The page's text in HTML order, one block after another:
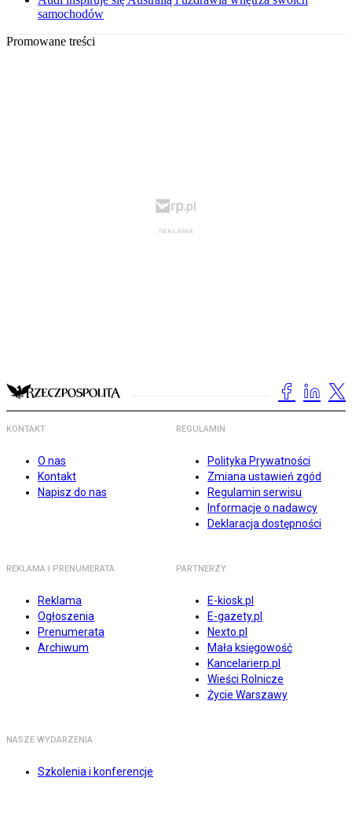
samochodów
Promowane treści
KONTAKT
O nas
Kontakt
Napisz do nas
REGULAMIN
Polityka Prywatności
Zmiana ustawień zgód
Regulamin serwisu
Informacje o nadawcy
Deklaracja dostępności
REKLAMA I PRENUMERATA
Reklama
Ogłoszenia
Prenumerata
Archiwum
PARTNERZY
E-kiosk.pl
E-gazety.pl
Nexto.pl
Mała księgowość
Kancelarierp.pl
Wieści Rolnicze
Życie Warszawy
NASZE WYDARZENIA
Szkolenia i konferencje